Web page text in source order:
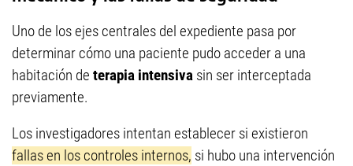
Uno de los ejes centrales del expediente pasa por
determinar cómo una paciente pudo acceder a una
habitación de terapia intensiva sin ser interceptada
previamente.
Los investigadores intentan establecer si existieron
fallas en los controles internos, si hubo una intervención